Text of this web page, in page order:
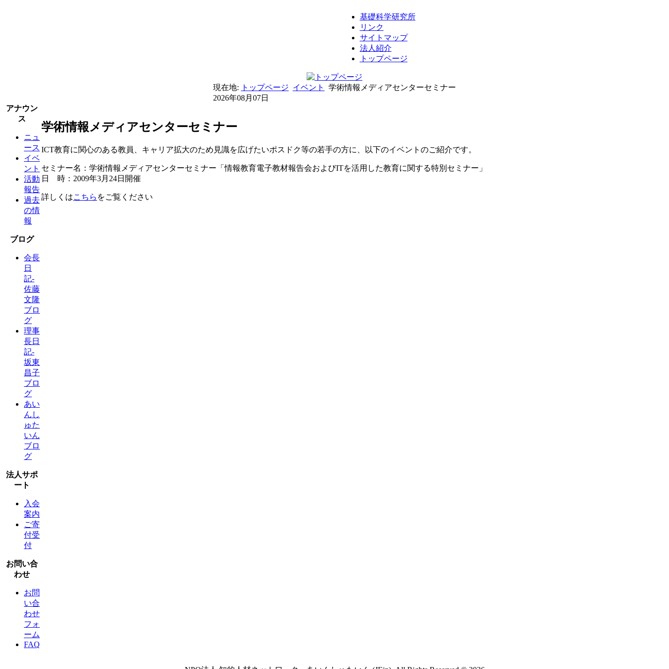
基礎科学研究所
リンク
サイトマップ
法人紹介
トップページ
現在地: トップページ イベント
学術情報メディアセンターセミナー
2026年08月07日
アナウン
ス
ニュ
ース
イベ
ント
活動
報告
過去
の情
報
ブログ
会長
日
記-
佐藤
文隆
ブロ
グ
理事
長日
記-
坂東
昌子
ブロ
グ
あい
んし
ゅた
いん
ブロ
グ
法人サポ
ート
入会
案内
ご寄
付受
付
お問い合
わせ
お問
い合
わせ
フォ
ーム
FAQ
学術情報メディアセンターセミナー
ICT教育に関心のある教員、キャリア拡大のため見識を広げたいポスドク等の若手の方に、以下のイベントのご紹介です。
セミナー名：学術情報メディアセンターセミナー「情報教育電子教材報告会およびITを活用した教育に関する特別セミナー」
日 時：2009年3月24日開催
詳しくはこちら をご覧ください